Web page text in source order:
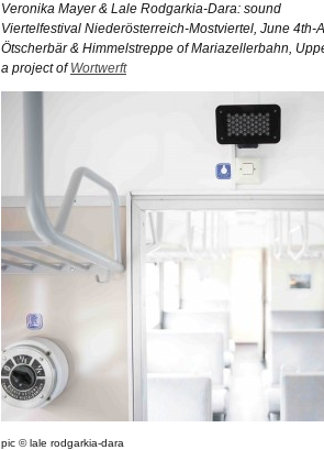
Veronika Mayer & Lale Rodgarkia-Dara: sound
Viertelfestival Niederösterreich-Mostviertel, June 4th-
Ötscherbär & Himmelstreppe of Mariazellerbahn,
a project ofWortwerft
pic © lale rodgarkia-dara